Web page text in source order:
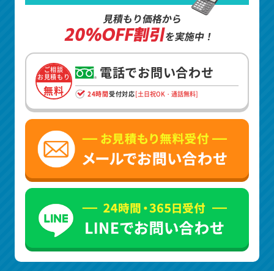
見積もり価格から
20%OFF割引を実施中！
ご相談
お見積もり
無料
電話でお問い合わせ
24時間受付対応[土日祝OK・通話無料]